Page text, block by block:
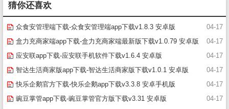
猜你还喜欢
04-17
众食安管理端下载-众食安管理端app下载v1.8.3 安卓版
04-17
盒力充商家端app下载-盒力充商家端最新版下载v1.0.79 安卓版
04-17
应安联app下载-应安联手机软件下载v1.6.4 安卓版
04-17
智达生活商家版app下载-智达生活商家版下载v1.0.1 安卓版
04-17
快乐企鹅官方下载-快乐企鹅app下载v3.3.8 安卓手机版
04-17
豌豆掌管app下载-豌豆掌管官方版下载v3.31 安卓版